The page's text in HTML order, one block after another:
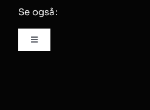
Se også:
Toggle